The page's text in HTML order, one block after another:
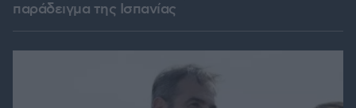
παράδειγμα της Ισπανίας